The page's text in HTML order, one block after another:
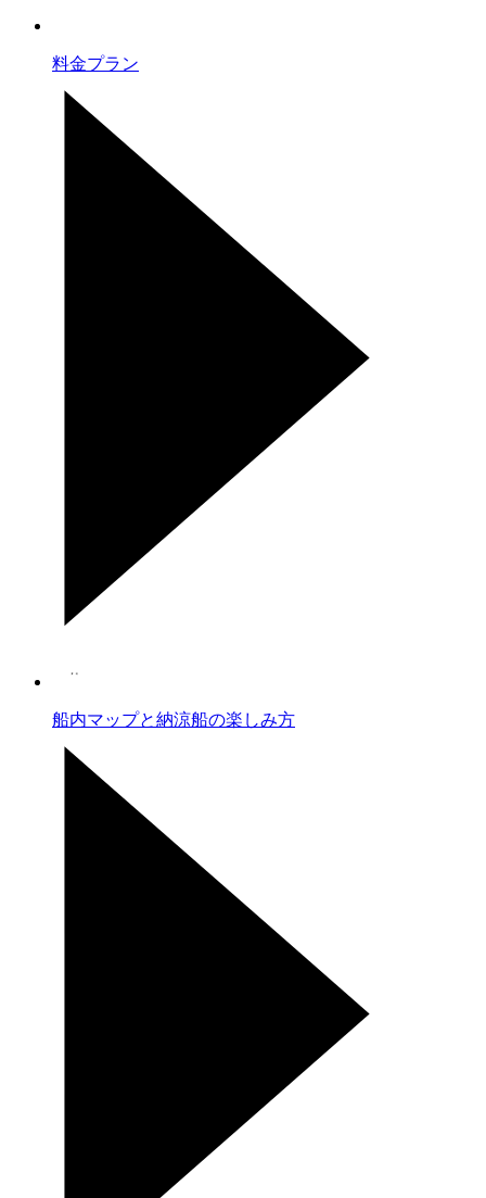
料金プラン
船内マップと納涼船の楽しみ方